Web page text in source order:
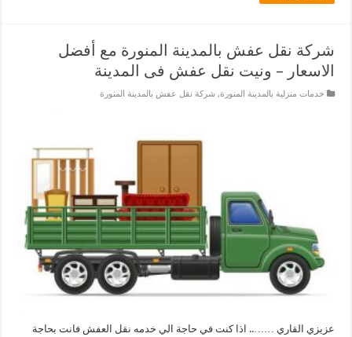
شركة نقل عفش بالمدينة المنورة مع أفضل
الاسعار – ونيت نقل عفش فى المدينة
خدمات منزلية بالمدينة المنورة,شركة نقل عفش بالمدينة المنورة
عزيزي القاري …….. اذا كنت في حاجة الي خدمه نقل العفش فانت بحاجة